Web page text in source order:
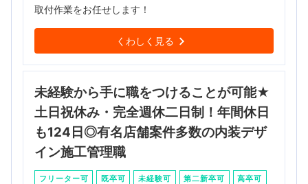
取付作業をお任せします！
くわしく見る
未経験から手に職をつけることが可能★
土日祝休み・完全週休二日制！年間休日
も124日◎有名店舗案件多数の内装デザ
イン施工管理職
フリーター可 既卒可 未経験可 第二新卒可 高卒可